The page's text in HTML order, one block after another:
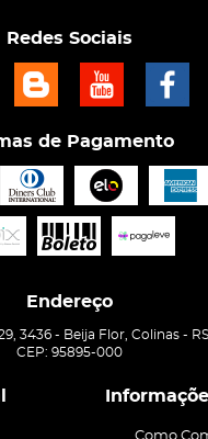
Redes Sociais
de Pagamento
Endereço
3436 - Beija Flor, Colinas - RS
CEP: 95895-000